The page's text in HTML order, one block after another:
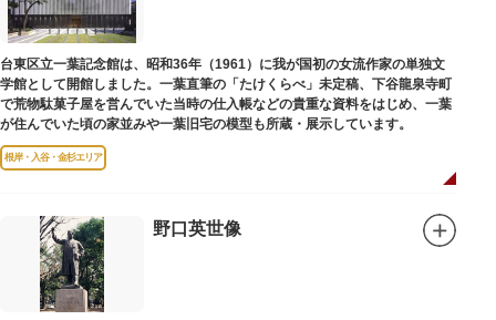
台東区立一葉記念館は、昭和36年（1961）に我が国初の女流作家の単独文
学館として開館しました。一葉直筆の「たけくらべ」未定稿、下谷龍泉寺町
で荒物駄菓子屋を営んでいた当時の仕入帳などの貴重な資料をはじめ、一葉
が住んでいた頃の家並みや一葉旧宅の模型も所蔵・展示しています。
根岸・入谷・金杉エリア
野口英世像